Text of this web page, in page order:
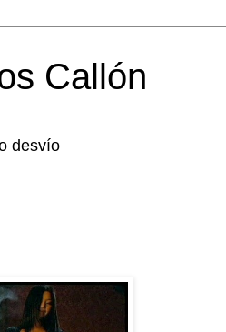
Callón
desvío